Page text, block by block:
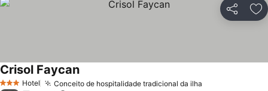
Partilhar
3 EstrelasHotel Conceito de hospitalidade tradicional da ilha
Crisol Faycan